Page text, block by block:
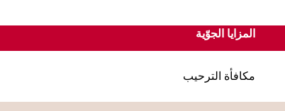
المزايا الجوّية
مكافأة الترحيب